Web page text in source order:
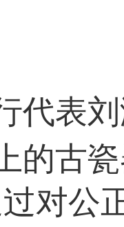
代表
的古
对公